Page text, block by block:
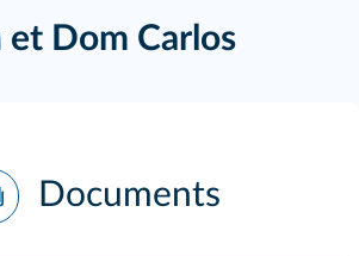
et Dom Carlos
Documents